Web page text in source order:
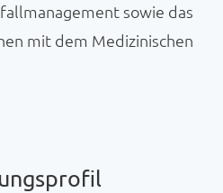
sowie das
mit dem Medizinischen